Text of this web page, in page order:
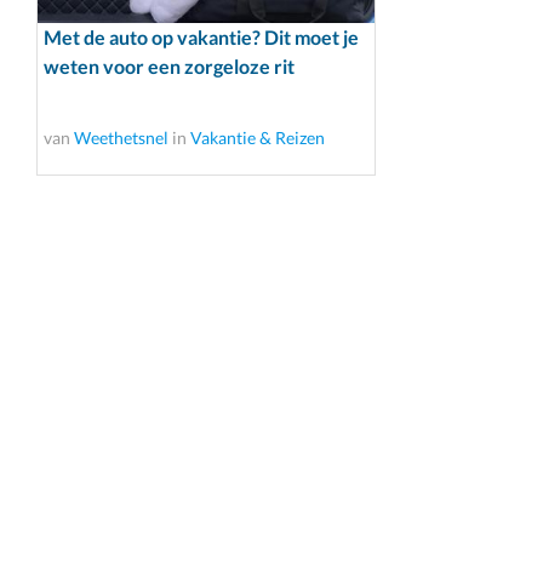
Met de auto op vakantie? Dit moet je
weten voor een zorgeloze rit
van Weethetsnel in Vakantie & Reizen